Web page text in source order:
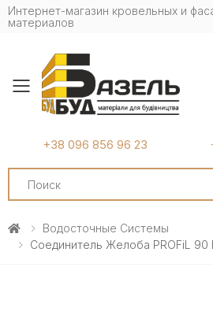
Интернет-магазин кровельных и
материалов
Toggle mobile
+38 096 856 96 23
Search
Водосточные Системы
Соединитель Желоба PROFiL 90